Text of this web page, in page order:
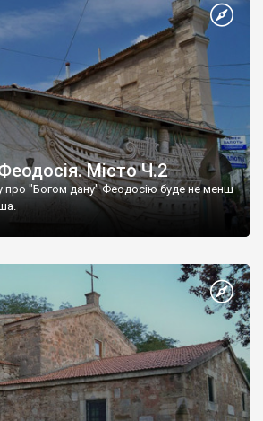
Місто Ч.2
про "Богом дану" Феодосію буде не менш